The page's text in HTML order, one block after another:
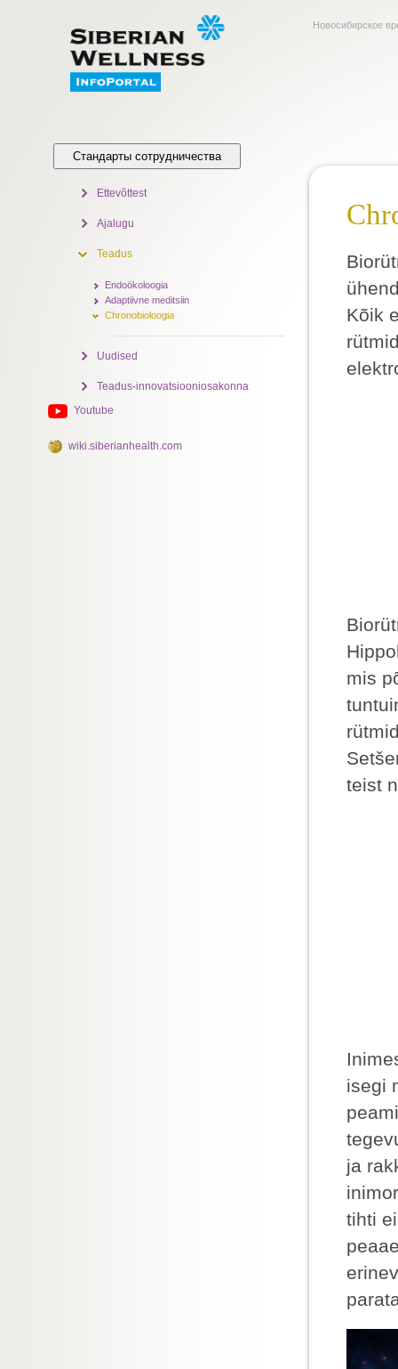
Новосибирское
Kõik
mis
teist
isegi
ja
tihti
Стандарты сотрудничества
Ettevõttest
Ajalugu
Teadus
Endoökoloogia
Adaptiivne meditsiin
Chronobioloogia
Uudised
Teadus-innovatsiooniosakonna
Youtube
wiki.siberianhealth.com